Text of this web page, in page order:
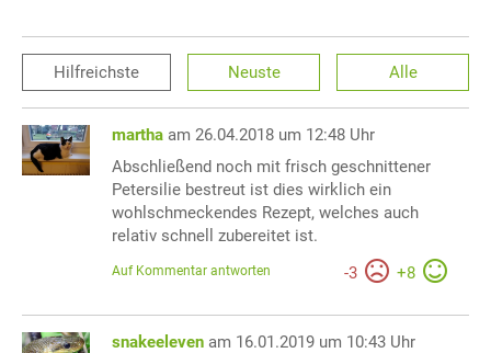
Hilfreichste Neuste Alle
martha am 26.04.2018 um 12:48 Uhr
Abschließend noch mit frisch geschnittener
Petersilie bestreut ist dies wirklich ein
wohlschmeckendes Rezept, welches auch
relativ schnell zubereitet ist.
-3 +8
Auf Kommentar antworten
snakeeleven am 16.01.2019 um 10:43 Uhr